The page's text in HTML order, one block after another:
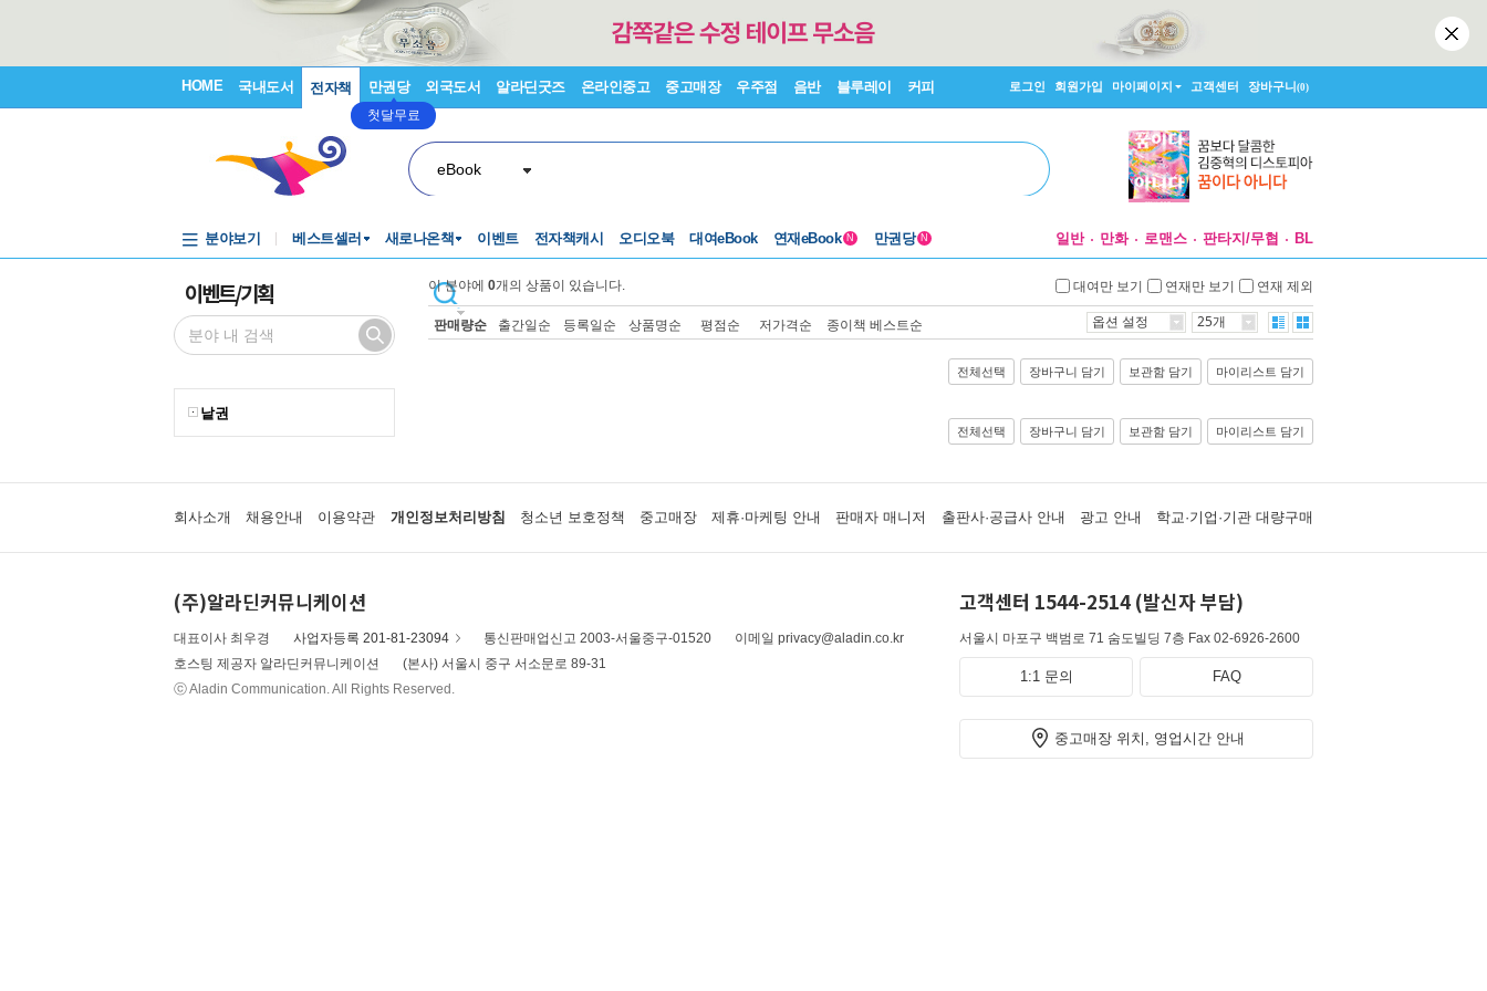
HOME 국내도서 전자책 만권당
첫달무료
외국도서 알라딘굿즈 온라인중고 중고매장 우주점 음반 블루레이 커피 로그인 회원가입 마이페이지 고객센터 장바구니(0)
eBook
분야보기 베스트셀러 새로나온책 이벤트 전자책캐시 오디오북 대여eBook 연재eBook N 만권당 N 일반 만화 로맨스 판타지/무협 BL
이벤트/기획
낱권
이 분야에 0개의 상품이 있습니다. 대여만 보기 연재만 보기 연재 제외
판매량순 출간일순 등록일순 상품명순 평점순 저가격순 종이책 베스트순 옵션 설정 25개
전체선택 장바구니 담기 보관함 담기 마이리스트 담기
전체선택 장바구니 담기 보관함 담기 마이리스트 담기
회사소개 채용안내 이용약관 개인정보처리방침 청소년 보호정책 중고매장 제휴·마케팅 안내 판매자 매니저 출판사·공급사 안내 광고 안내 학교·기업·기관 대량구매
(주)알라딘커뮤니케이션
대표이사 최우경 사업자등록 201-81-23094 통신판매업신고 2003-서울중구-01520
이메일 privacy@aladin.co.kr
호스팅 제공자 알라딘커뮤니케이션
(본사) 서울시 중구 서소문로 89-31
ⓒ Aladin Communication. All Rights Reserved.
고객센터 1544-2514 (발신자 부담)
서울시 마포구 백범로 71 숨도빌딩 7층 Fax 02-6926-2600
1:1 문의 FAQ
중고매장 위치, 영업시간 안내